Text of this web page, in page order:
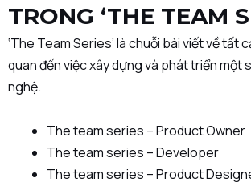
TRONG ‘THE TEAM
‘The Team Series’ là chuỗi bài viết về tất
quan đến việc xây dựng và phát triển một
nghệ.
The team series – Product Owner
The team series – Developer
The team series – Product